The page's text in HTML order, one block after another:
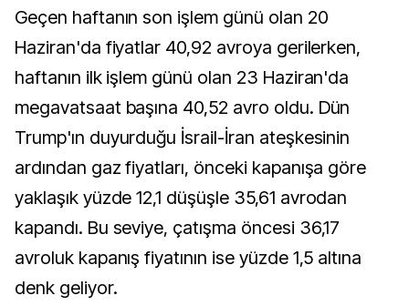
Geçen haftanın son işlem günü olan 20
Haziran'da fiyatlar 40,92 avroya gerilerken,
haftanın ilk işlem günü olan 23 Haziran'da
megavatsaat başına 40,52 avro oldu. Dün
Trump'ın duyurduğu İsrail-İran ateşkesinin
ardından gaz fiyatları, önceki kapanışa göre
yaklaşık yüzde 12,1 düşüşle 35,61 avrodan
kapandı. Bu seviye, çatışma öncesi 36,17
avroluk kapanış fiyatının ise yüzde 1,5 altına
denk geliyor.